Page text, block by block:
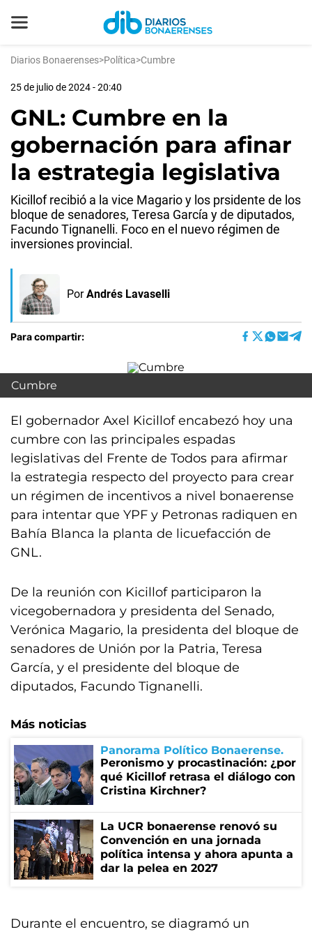
Diarios Bonaerenses>Política>Cumbre
25 de julio de 2024 - 20:40
GNL: Cumbre en la
gobernación para afinar
la estrategia legislativa
Kicillof recibió a la vice Magario y los prsidente de los
bloque de senadores, Teresa García y de diputados,
Facundo Tignanelli. Foco en el nuevo régimen de
inversiones provincial.
Por Andrés Lavaselli
Para compartir:
Cumbre
El gobernador Axel Kicillof encabezó hoy una
cumbre con las principales espadas
legislativas del Frente de Todos para afirmar
la estrategia respecto del proyecto para crear
un régimen de incentivos a nivel bonaerense
para intentar que YPF y Petronas radiquen en
Bahía Blanca la planta de licuefacción de
GNL.
De la reunión con Kicillof participaron la
vicegobernadora y presidenta del Senado,
Verónica Magario, la presidenta del bloque de
senadores de Unión por la Patria, Teresa
García, y el presidente del bloque de
diputados, Facundo Tignanelli.
Más noticias
Panorama Político Bonaerense
Peronismo y procastinación: ¿por
qué Kicillof retrasa el diálogo con
Cristina Kirchner?
La UCR bonaerense renovó su
Convención en una jornada
política intensa y ahora apunta a
dar la pelea en 2027
Durante el encuentro, se diagramó un